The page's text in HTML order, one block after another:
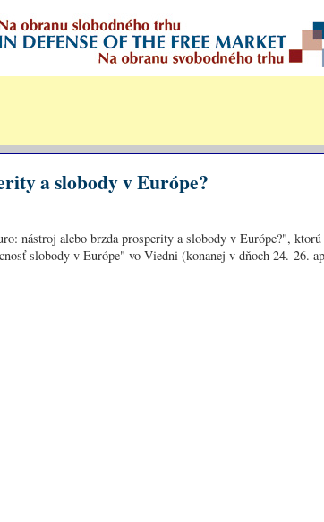
a slobody v Európe?
nástroj alebo brzda prosperity a slobody v Európe?",
slobody v Európe" vo Viedni (konanej v dňoch 24.-26.